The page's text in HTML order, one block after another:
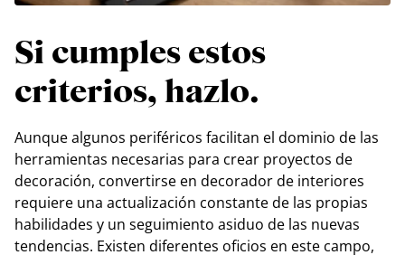
Si cumples estos
criterios, hazlo.
Aunque algunos periféricos facilitan el dominio de las
herramientas necesarias para crear proyectos de
decoración, convertirse en decorador de interiores
requiere una actualización constante de las propias
habilidades y un seguimiento asiduo de las nuevas
tendencias. Existen diferentes oficios en este campo,